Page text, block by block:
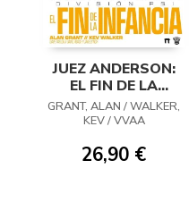
JUEZ ANDERSON:
EL FIN DE LA
INFANCIA
GRANT, ALAN / WALKER,
KEV / VVAA
26,90 €